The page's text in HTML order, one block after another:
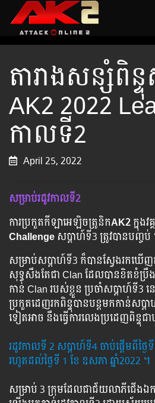
តារាងសន្សំពិន្
AK2 2022
កាលទី2
April 25, 2022
សម្រាប់រដូវកាលទី2
ការប្រកួតកីឡាអេឡិចត្រូនិកAK2ក្នុងវ
Challenge សប្ដាហ៍ទី3 ត្រូវបានបញ្ចប់
សម្រាប់សប្ដាហ៍ទី3 ក៏បានស្វែងរកឃើ
សុទ្ធសឹងតែជា Clan ដែលបានខិតខំប្រឹង
កាន់ Clan របស់ខ្លួន ប្រចាំសប្ដាហ៍ទី3
ប្រកួតដេញរកពិន្ទុបានបន្តមកកាន់សប្ត
ទៀតអាច នឹងធ្វើការលេងប្រដេញពិន្ទុជា
រដូវកាលទី 2 សប្ដាហ៍ទី4 ចាប់ផ្ដើមពីថ្ងៃ
រហូតដល់ថ្ងៃទី 1 ខែ ឧសភា ឆ្នាំ2022 ។
សម្រាប់ 3 ក្រុមដែលជាជ័យលាភីជើងឯក